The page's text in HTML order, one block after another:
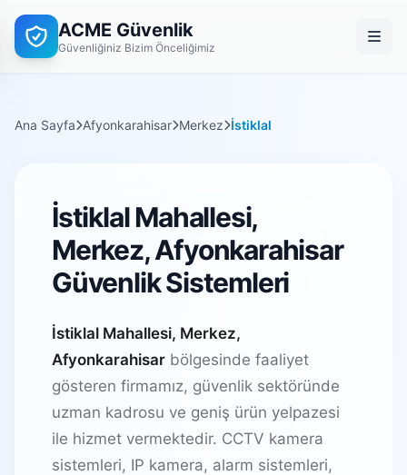
ACME Güvenlik
Güvenliğiniz Bizim Önceliğimiz
Ana Sayfa Afyonkarahisar Merkez İstiklal
İstiklal Mahallesi,
Merkez, Afyonkarahisar
Güvenlik Sistemleri
İstiklal Mahallesi, Merkez,
Afyonkarahisar bölgesinde faaliyet
gösteren firmamız, güvenlik sektöründe
uzman kadrosu ve geniş ürün yelpazesi
ile hizmet vermektedir. CCTV kamera
sistemleri, IP kamera, alarm sistemleri,